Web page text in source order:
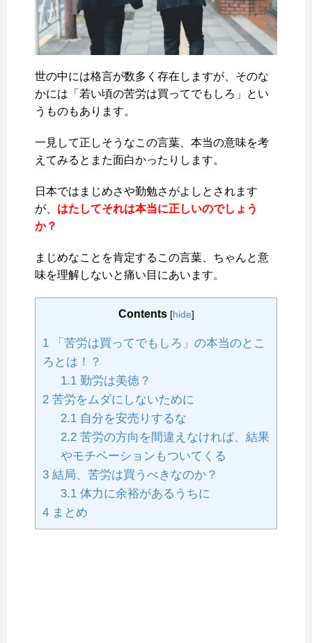
世の中には格言が数多く存在しますが、そのな
かには「若い頃の苦労は買ってでもしろ」とい
うものもあります。
一見して正しそうなこの言葉、本当の意味を考
えてみるとまた面白かったりします。
日本ではまじめさや勤勉さがよしとされます
が、 はたしてそれは本当に正しいのでしょう
か？
まじめなことを肯定するこの言葉、ちゃんと意
味を理解しないと痛い目にあいます。
Contents [hide]
1 「苦労は買ってでもしろ」の本当のとこ
ろとは！？
1.1勤労は美徳？
2 苦労をムダにしないために
2.1自分を安売りするな
2.2苦労の方向を間違えなければ、結果
やモチベーションもついてくる
3 結局、苦労は買うべきなのか？
3.1体力に余裕があるうちに
4 まとめ